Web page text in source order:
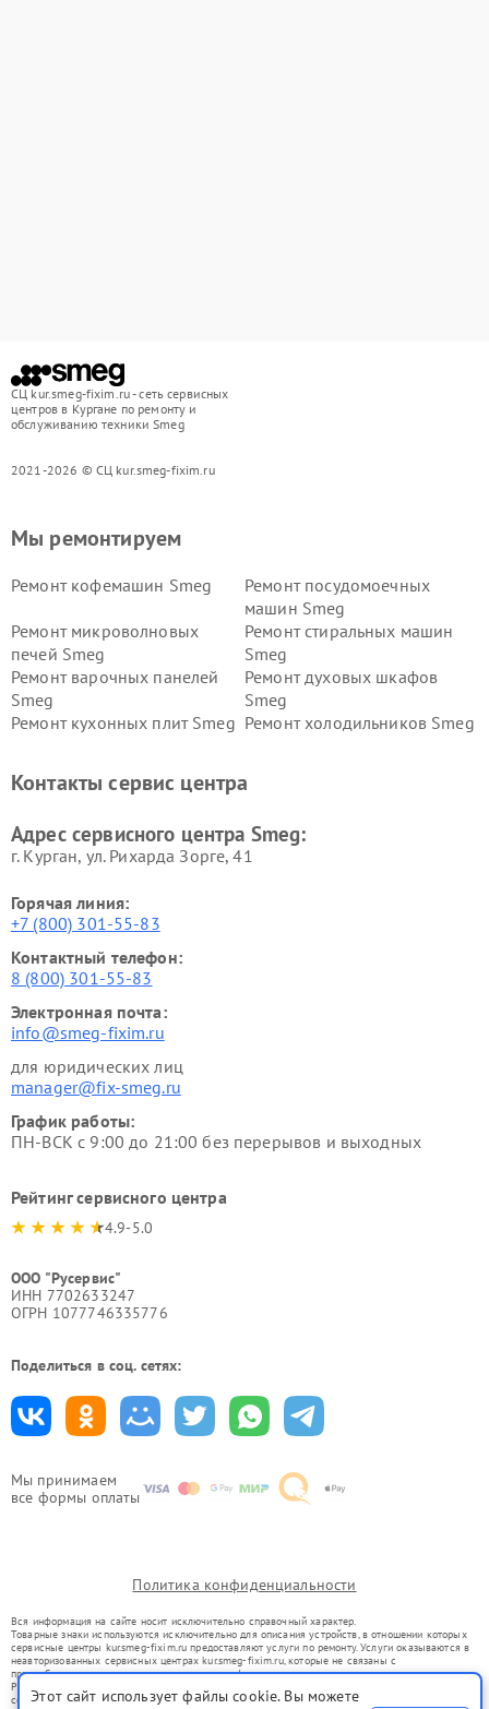
СЦ kur.smeg-fixim.ru - сеть сервисных
центров в Кургане по ремонту и
обслуживанию техники Smeg
2021-2026 © СЦ kur.smeg-fixim.ru
Мы принимаем
все формы оплаты
Мы ремонтируем
Ремонт кофемашин Smeg
Ремонт посудомоечных
машин Smeg
Ремонт микроволновых
печей Smeg
Ремонт стиральных машин
Smeg
Ремонт варочных панелей
Smeg
Ремонт духовых шкафов
Smeg
Ремонт кухонных плит Smeg Ремонт холодильников Smeg
Контакты сервис центра
Адрес сервисного центра Smeg:
г. Курган, ул. Рихарда Зорге, 41
Горячая линия:
+7 (800) 301-55-83
Контактный телефон:
8 (800) 301-55-83
Электронная почта:
info@smeg-fixim.ru
для юридических лиц
manager@fix-smeg.ru
График работы:
ПН-ВСК с 9:00 до 21:00 без перерывов и выходных
Рейтинг сервисного центра
4.9-5.0
ООО "Русервис"
ИНН 7702633247
ОГРН 1077746335776
Поделиться в соц. сетях:
Политика конфиденциальности
Вся информация на сайте носит исключительно справочный характер.
Товарные знаки используются исключительно для описания устройств, в отношении которых
сервисные центры kur.smeg-fixim.ru предоставляют услуги по ремонту. Услуги оказываются в
неавторизованных сервисных центрах kur.smeg-fixim.ru, которые не связаны с
правообладателями товарных знаков или их официальными представителями.
Ремонт осуществляется для устройств, уже введенных в гражданский оборот в соответствии
со статьей 1487 ГК РФ.
Этот сайт использует файлы cookie. Вы можете